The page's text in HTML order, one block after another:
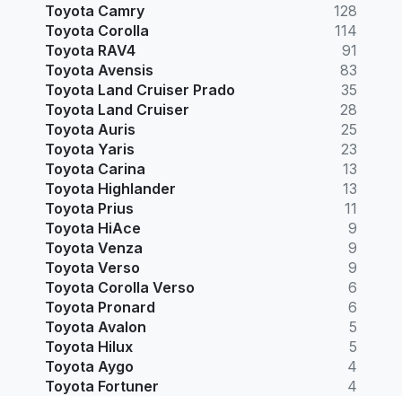
Toyota Camry
128
Toyota Corolla
114
Toyota RAV4
91
Toyota Avensis
83
Toyota Land Cruiser Prado
35
Toyota Land Cruiser
28
Toyota Auris
25
Toyota Yaris
23
Toyota Carina
13
Toyota Highlander
13
Toyota Prius
11
Toyota HiAce
9
Toyota Venza
9
Toyota Verso
9
Toyota Corolla Verso
6
Toyota Pronard
6
Toyota Avalon
5
Toyota Hilux
5
Toyota Aygo
4
Toyota Fortuner
4